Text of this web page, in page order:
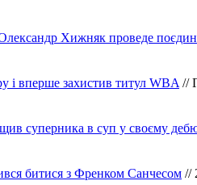
Хижняк проведе
і вперше захистив титул WBA //
суперника в суп у своєму
битися з Френком Санчесом //